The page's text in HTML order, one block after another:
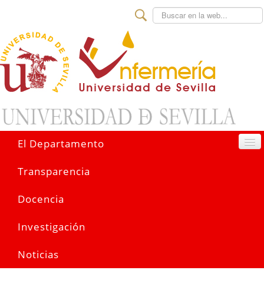
Buscar
El Departamento
Transparencia
Docencia
Investigación
Noticias